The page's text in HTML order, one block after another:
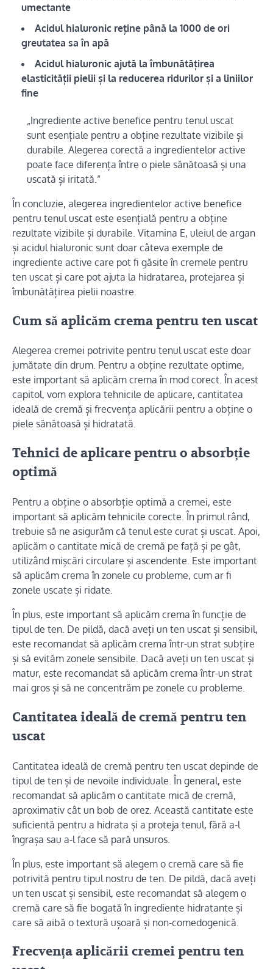
umectante
Acidul hialuronic reține până la 1000 de ori
greutatea sa în apă
Acidul hialuronic ajută la îmbunătățirea
elasticității pielii și la reducerea ridurilor și a liniilor
fine
„Ingrediente active benefice pentru tenul uscat
sunt esențiale pentru a obține rezultate vizibile și
durabile. Alegerea corectă a ingredientelor active
poate face diferența între o piele sănătoasă și una
uscată și iritată.”
În concluzie, alegerea ingredientelor active benefice
pentru tenul uscat este esențială pentru a obține
rezultate vizibile și durabile. Vitamina E, uleiul de argan
și acidul hialuronic sunt doar câteva exemple de
ingrediente active care pot fi găsite în cremele pentru
ten uscat și care pot ajuta la hidratarea, protejarea și
îmbunătățirea pielii noastre.
Cum să aplicăm crema pentru ten uscat
Alegerea cremei potrivite pentru tenul uscat este doar
jumătate din drum. Pentru a obține rezultate optime,
este important să aplicăm crema în mod corect. În acest
capitol, vom explora tehnicile de aplicare, cantitatea
ideală de cremă și frecvența aplicării pentru a obține o
piele sănătoasă și hidratată.
Tehnici de aplicare pentru o absorbție
optimă
Pentru a obține o absorbție optimă a cremei, este
important să aplicăm tehnicile corecte. În primul rând,
trebuie să ne asigurăm că tenul este curat și uscat. Apoi,
aplicăm o cantitate mică de cremă pe față și pe gât,
utilizând mișcări circulare și ascendente. Este important
să aplicăm crema în zonele cu probleme, cum ar fi
zonele uscate și ridate.
În plus, este important să aplicăm crema în funcție de
tipul de ten. De pildă, dacă aveți un ten uscat și sensibil,
este recomandat să aplicăm crema într-un strat subțire
și să evităm zonele sensibile. Dacă aveți un ten uscat și
matur, este recomandat să aplicăm crema într-un strat
mai gros și să ne concentrăm pe zonele cu probleme.
Cantitatea ideală de cremă pentru ten
uscat
Cantitatea ideală de cremă pentru ten uscat depinde de
tipul de ten și de nevoile individuale. În general, este
recomandat să aplicăm o cantitate mică de cremă,
aproximativ cât un bob de orez. Această cantitate este
suficientă pentru a hidrata și a proteja tenul, fără a-l
îngrașa sau a-l face să pară unsuros.
În plus, este important să alegem o cremă care să fie
potrivită pentru tipul nostru de ten. De pildă, dacă aveți
un ten uscat și sensibil, este recomandat să alegem o
cremă care să fie bogată în ingrediente hidratante și
care să aibă o textură ușoară și non-comedogenică.
Frecvența aplicării cremei pentru ten